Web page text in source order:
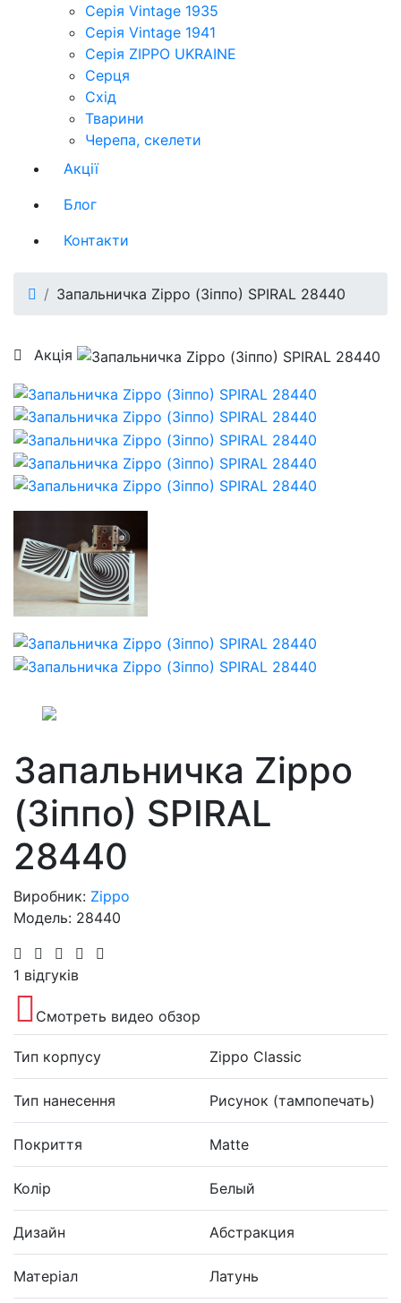
Серія Vintage 1935
Серія Vintage 1941
Серія ZIPPO UKRAINE
Серця
Схід
Тварини
Черепа, скелети
Акції
Блог
Контакти
Запальничка Zippo (Зіппо) SPIRAL 28440
Акція
Запальничка Zippo
(Зіппо) SPIRAL
28440
Виробник: Zippo
Модель: 28440
1 відгуків
Смотреть видео обзор
Тип корпусу Zippo Classic
Тип нанесення Рисунок (тампопечать)
Покриття Matte
Колір Белый
Дизайн Абстракция
Матеріал Латунь